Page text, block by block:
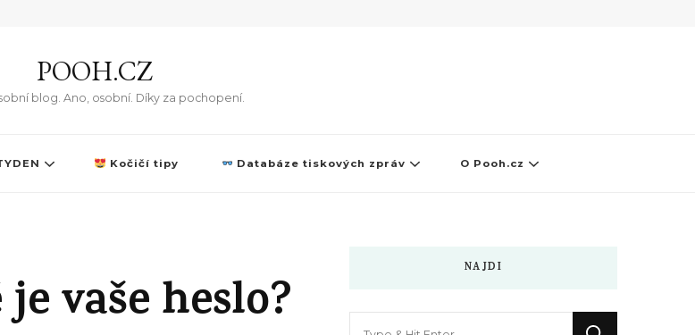
POOH.CZ
blog. Ano, osobní. Díky za pochopení.
Kočičí tipy Databáze tiskových zpráv O Pooh.cz
vaše heslo?
NAJDI